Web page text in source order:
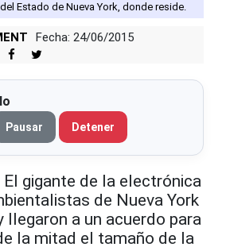
Estado de Nueva York, donde reside.
Fecha: 24/06/2015
Pausar Detener
El gigante de la electrónica
de Nueva York
llegaron a un acuerdo para
la mitad el tamaño de la